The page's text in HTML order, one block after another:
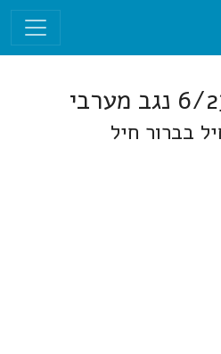
בברור חיל